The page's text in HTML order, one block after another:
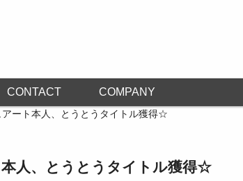
CONTACT COMPANY
ート本人、とうとうタイトル獲得☆
人、とうとうタイトル獲得☆